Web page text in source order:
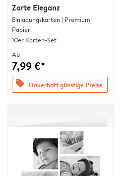
Zarte Eleganz
Einladungskarten | Premium
Papier
10er Karten-Set
Ab
7,99 €*
offers Dauerhaft günstige Preise